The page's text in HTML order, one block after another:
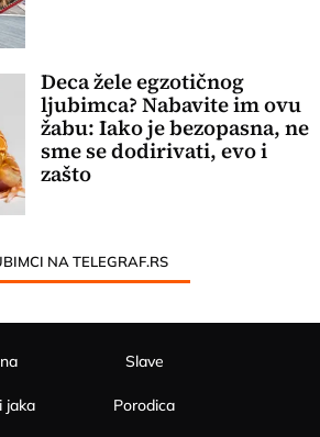
Deca žele egzotičnog
ljubimca? Nabavite im ovu
žabu: Iako je bezopasna, ne
sme se dodirivati, evo i
zašto
NA TELEGRAF.RS
jaka
Slave
Porodica